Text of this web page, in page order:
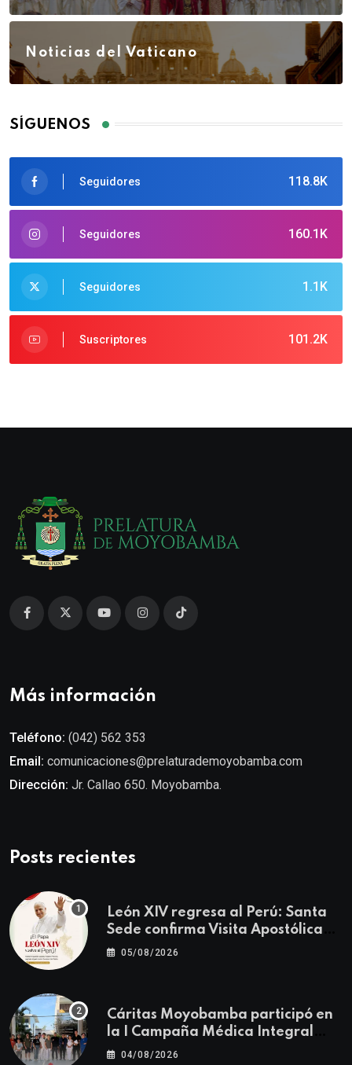
Noticias del Vaticano
SÍGUENOS
118.8K
Seguidores
160.1K
Seguidores
1.1K
Seguidores
101.2K
Suscriptores
Más información
Teléfono: (042) 562 353
Email: comunicaciones@prelaturademoyobamba.com
Dirección: Jr. Callao 650. Moyobamba.
Posts recientes
León XIV regresa al Perú: Santa
Sede confirma Visita Apostólica
del 11 al 17 de noviembre
05/08/2026
Cáritas Moyobamba participó en
la I Campaña Médica Integral
Gratuita llevando salud y
04/08/2026